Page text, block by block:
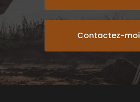
Contactez-moi